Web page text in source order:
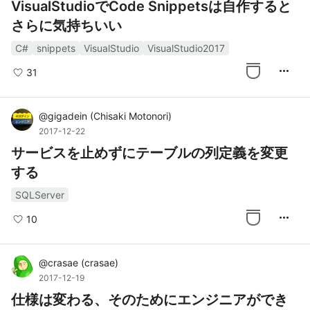
VisualStudioでCode Snippetsは自作すると
さらに気持ちいい
C# snippets VisualStudio VisualStudio2017
31 more_horiz
@gigadein (Chisaki Motonori)
2017-12-22
サービスを止めずにテーブルの列定義を変更
する
SQLServer
10 more_horiz
@crasae (crasae)
2017-12-19
仕様は変わる、そのためにエンジニアができ